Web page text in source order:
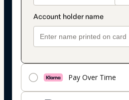
Pay Over Time